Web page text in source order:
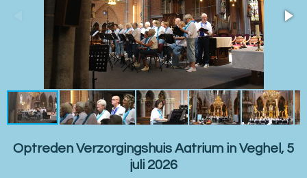
Optreden Verzorgingshuis Aatrium in Veghel, 5
juli 2026